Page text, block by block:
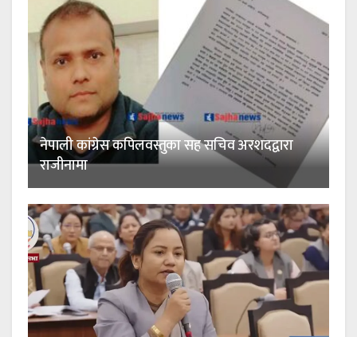
नेपाली कांग्रेस कपिलवस्तुका सह सचिव अरशदद्वारा
राजीनामा